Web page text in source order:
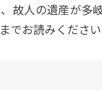
故人の遺産が多
でお読みください